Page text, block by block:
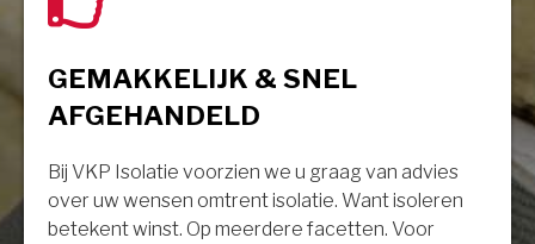
GEMAKKELIJK & SNEL
AFGEHANDELD
Bij VKP Isolatie voorzien we u graag van advies
over uw wensen omtrent isolatie. Want isoleren
betekent winst. Op meerdere facetten. Voor